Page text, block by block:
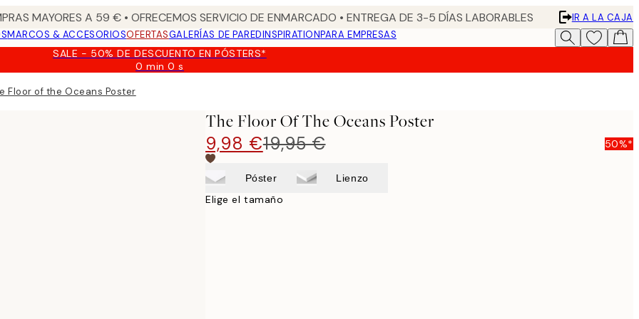
MAYORES A 59 € • OFRECEMOS SERVICIO DE ENMARCADO • ENTREGA DE 3-5 DÍAS LABORABLES
IR A LA CAJA
MARCOS & ACCESORIOSOFERTASGALERÍAS DE PAREDINSPIRATIONPARA EMPRESAS
SALE - 50% DE DESCUENTO EN PÓSTERS*
0 min0 s
Válido
Floor of the Oceans Poster
The Floor Of The Oceans Poster
9,98 €19,95 € 50%*
Póster Lienzo
Elige el tamaño